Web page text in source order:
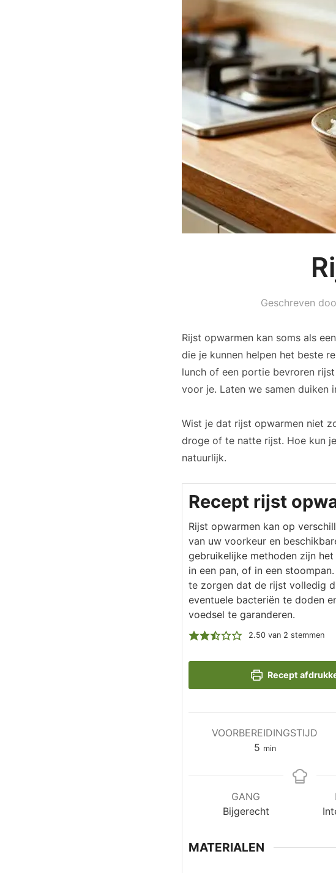
Geschreven
Rijst opwarmen kan soms als
die je kunnen helpen het beste
lunch of een portie bevroren
voor je. Laten we samen duiken
Wist je dat rijst opwarmen niet
droge of te natte rijst. Hoe kun
natuurlijk.
Recept rijst
Rijst opwarmen kan op
van uw voorkeur en
gebruikelijke methoden zijn
in een pan, of in een
te zorgen dat de rijst volledig
eventuele bacteriën te doden
voedsel te garanderen.
2.50van 2 stemmen
Recept
VOORBEREIDINGSTIJD
5minuten
min
GANG
Bijgerecht
MATERIALEN